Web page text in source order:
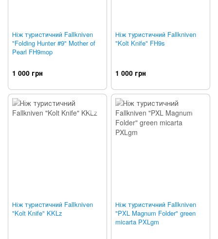
Ніж туристичний Fallkniven
"Folding Hunter #9" Mother of
Pearl FH9mop
1 000 грн
Ніж туристичний Fallkniven
"Kolt Knife" FH9s
1 000 грн
Ніж туристичний Fallkniven
"Kolt Knife" KKLz
Ніж туристичний Fallkniven
"PXL Magnum Folder" green
micarta PXLgm